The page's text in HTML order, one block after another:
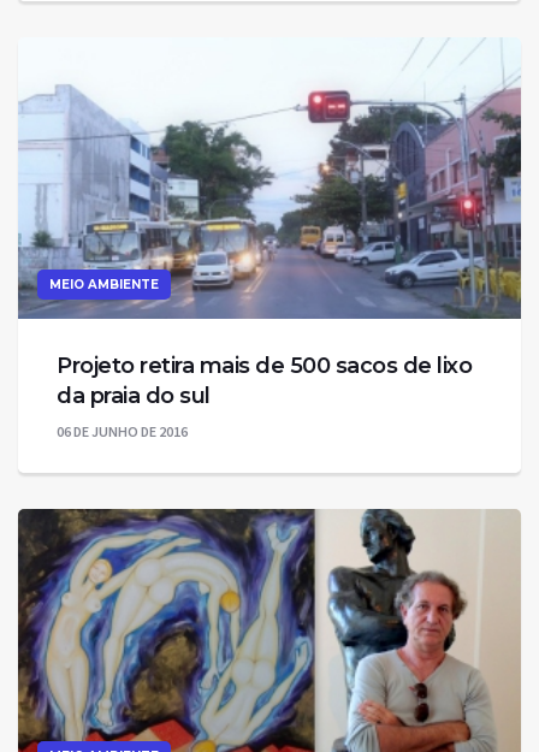
MEIO AMBIENTE
Projeto retira mais de 500 sacos de lixo
da praia do sul
06 DE JUNHO DE 2016